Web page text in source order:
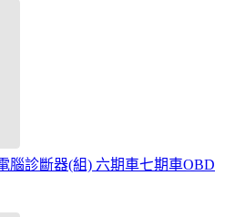
腦診斷器(組) 六期車七期車OBD